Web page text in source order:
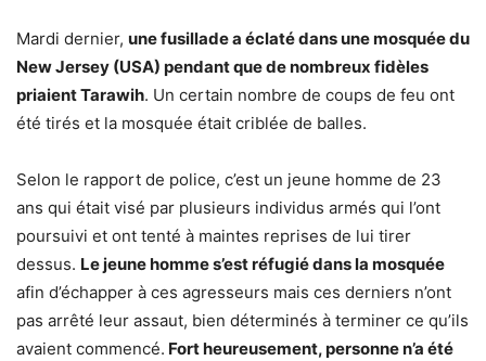
Mardi dernier, une fusillade a éclaté dans une mosquée du
New Jersey (USA) pendant que de nombreux fidèles
priaient Tarawih. Un certain nombre de coups de feu ont
été tirés et la mosquée était criblée de balles.
Selon le rapport de police, c’est un jeune homme de 23
ans qui était visé par plusieurs individus armés qui l’ont
poursuivi et ont tenté à maintes reprises de lui tirer
dessus. Le jeune homme s’est réfugié dans la mosquée
afin d’échapper à ces agresseurs mais ces derniers n’ont
pas arrêté leur assaut, bien déterminés à terminer ce qu’ils
avaient commencé. Fort heureusement, personne n’a été